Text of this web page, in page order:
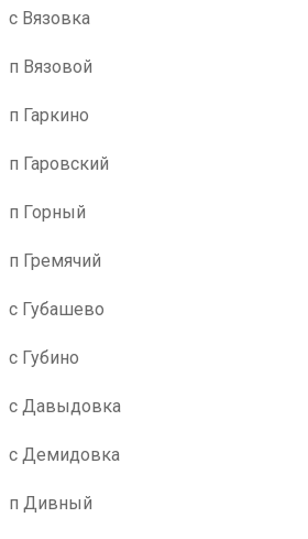
с Вязовка
п Вязовой
п Гаркино
п Гаровский
п Горный
п Гремячий
с Губашево
с Губино
с Давыдовка
с Демидовка
п Дивный